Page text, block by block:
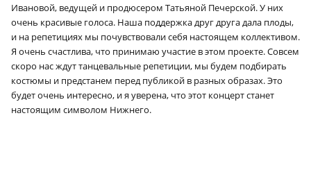
Ивановой, ведущей и продюсером Татьяной Печерской. У них
очень красивые голоса. Наша поддержка друг друга дала плоды,
и на репетициях мы почувствовали себя настоящем коллективом.
Я очень счастлива, что принимаю участие в этом проекте. Совсем
скоро нас ждут танцевальные репетиции, мы будем подбирать
костюмы и предстанем перед публикой в разных образах. Это
будет очень интересно, и я уверена, что этот концерт станет
настоящим символом Нижнего.